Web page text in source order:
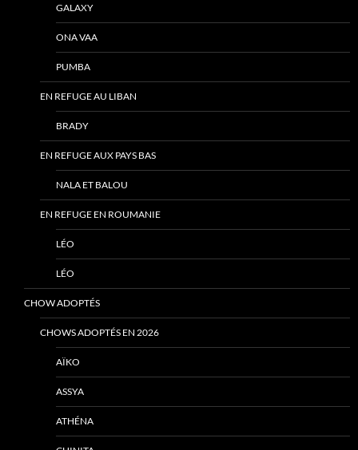
GALAXY
ONA VAA
PUMBA
EN REFUGE AU LIBAN
BRADY
EN REFUGE AUX PAYS BAS
NALA ET BALOU
EN REFUGE EN ROUMANIE
LÉO
LÉO
CHOW ADOPTÉS
CHOWS ADOPTÉS EN 2026
AÏKO
ASSYA
ATHÉNA